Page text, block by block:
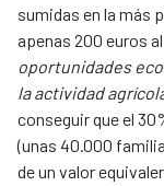
sumidas en la más
apenas 200 euros
oportunidades
la actividad
conseguir que el
(unas 40.000
de un valor